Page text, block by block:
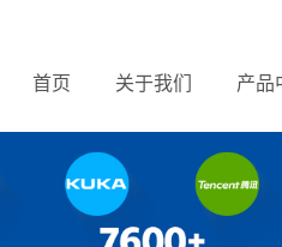
首页 关于我们 产品